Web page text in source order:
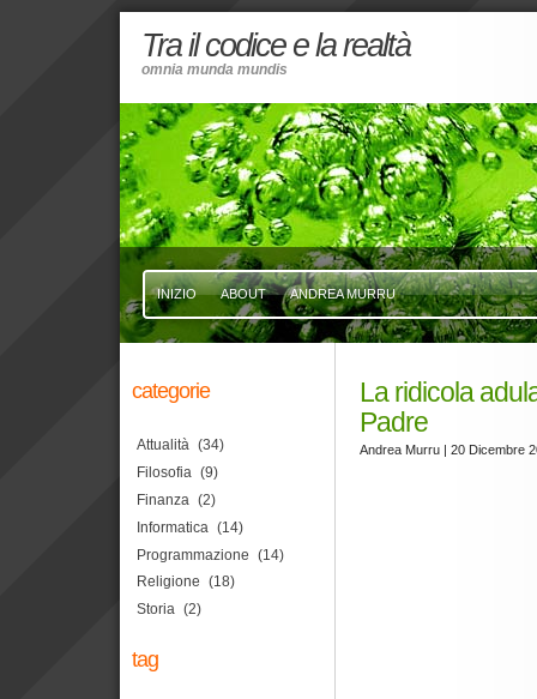
Tra il codice e la realtà
omnia munda mundis
INIZIO ABOUT ANDREA MURRU
La ridicola
Padre
Andrea Murru | 20 Dicembre
categorie
Attualità (34)
Filosofia (9)
Finanza (2)
Informatica (14)
Programmazione (14)
Religione (18)
Storia (2)
tag